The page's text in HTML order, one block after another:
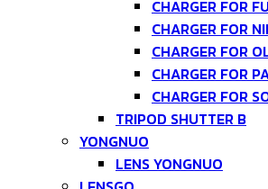
CHARGER FOR
CHARGER FOR
CHARGER FOR
CHARGER FOR
CHARGER FOR
TRIPOD SHUTTER B
YONGNUO
LENS YONGNUO